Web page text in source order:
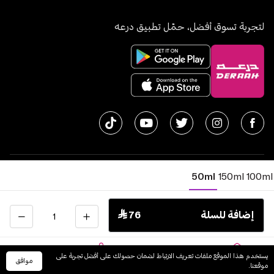
100ml
150ml
50ml
الكمية
إضافة للسلة  76
الرئيسية السلة حسابي
لتجربة تسوق أفضل، حمّل تطبيق درعه
سجل تجاري 1010611077 - الرقم الضريبي 300055804900003
اﻟﻤﻤﻠﻜﺔ اﻟﻌﺮﺑﻴﺔ اﻟﺴﻌﻮدﻳﺔ English
يستخدم هذا الموقع ملفات تعريف الارتباط لضمان حصولك على أفضل تجربة على
موقعنا.
موافق